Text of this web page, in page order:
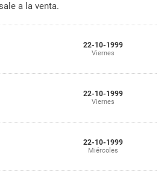
a la venta.
22-10-1999
Viernes
22-10-1999
Viernes
22-10-1999
Miércoles